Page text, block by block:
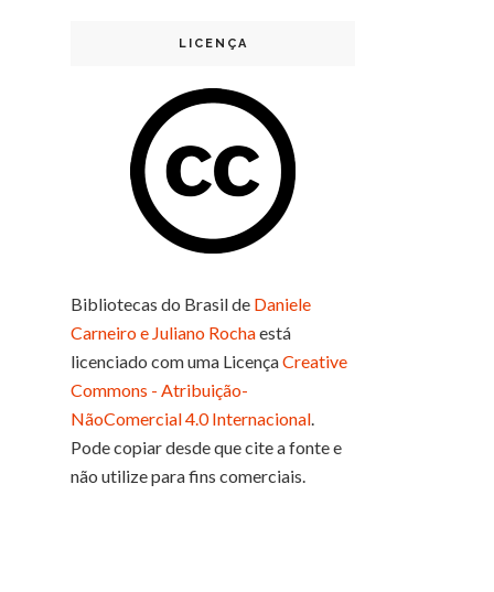
LICENÇA
Bibliotecas do Brasilde Daniele
Carneiro e Juliano Rochaestá
licenciado com uma LicençaCreative
Commons - Atribuição-
NãoComercial 4.0 Internacional.
Pode copiar desde que cite a fonte e
não utilize para fins comerciais.